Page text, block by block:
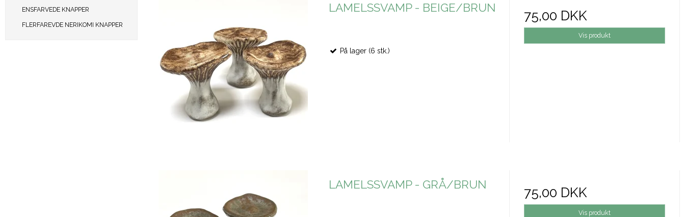
ENSFARVEDE KNAPPER
FLERFAREVDE NERIKOMI KNAPPER
LAMELSSVAMP - BEIGE/BRUN
På lager (6 stk.)
75,00 DKK
Vis produkt
LAMELSSVAMP - GRÅ/BRUN 75,00 DKK
Vis produkt